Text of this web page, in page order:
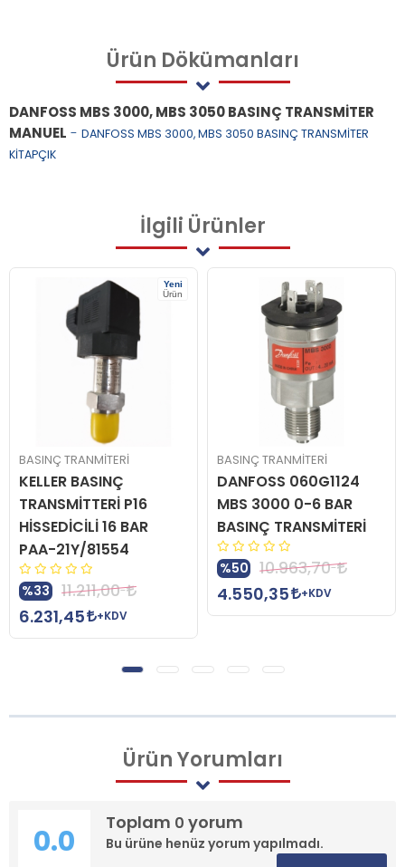
Ürün Dökümanları
DANFOSS MBS 3000, MBS 3050 BASINÇ TRANSMİTER
MANUEL - DANFOSS MBS 3000, MBS 3050 BASINÇ TRANSMİTER
KİTAPÇIK
İlgili Ürünler
Yeni
Ürün
BASINÇ TRANMİTERİ
KELLER BASINÇ
TRANSMİTTERİ P16
HİSSEDİCİLİ 16 BAR
PAA-21Y/81554
%33
11.211,00
6.231,45
+KDV
BASINÇ TRANMİTERİ
DANFOSS 060G1124
MBS 3000 0-6 BAR
BASINÇ TRANSMİTERİ
%50
10.963,70
4.550,35
+KDV
ÜrünYorumları
Toplam 0 yorum
Bu ürüne henüz yorum yapılmadı.
0.0